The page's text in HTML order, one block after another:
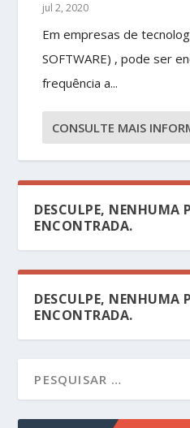
jul 2, 2020
Em empresas de
SOFTWARE) , pode ser
frequência a...
CONSULTE MAIS
DESCULPE, NENHUMA
ENCONTRADA.
DESCULPE, NENHUMA
ENCONTRADA.